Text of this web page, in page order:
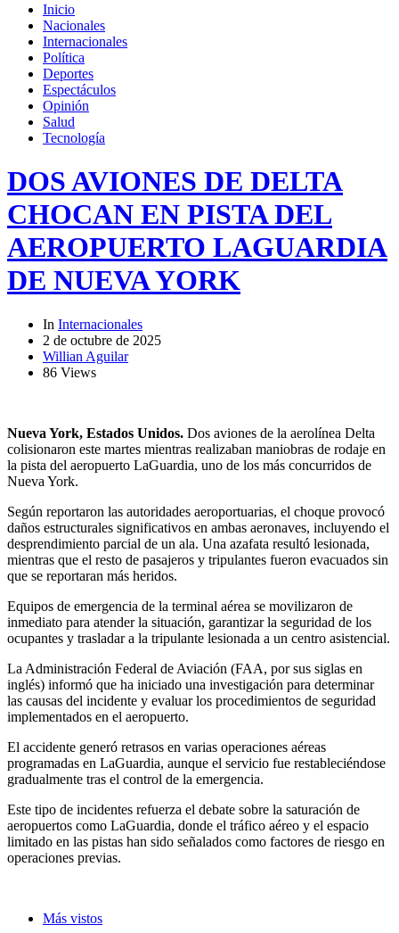
Inicio
Nacionales
Internacionales
Política
Deportes
Espectáculos
Opinión
Salud
Tecnología
DOS AVIONES DE DELTA
CHOCAN EN PISTA DEL
AEROPUERTO LAGUARDIA
DE NUEVA YORK
In Internacionales
2 de octubre de 2025
Willian Aguilar
86 Views
Nueva York, Estados Unidos. Dos aviones de la aerolínea Delta
colisionaron este martes mientras realizaban maniobras de rodaje en
la pista del aeropuerto LaGuardia, uno de los más concurridos de
Nueva York.
Según reportaron las autoridades aeroportuarias, el choque provocó
daños estructurales significativos en ambas aeronaves, incluyendo el
desprendimiento parcial de un ala. Una azafata resultó lesionada,
mientras que el resto de pasajeros y tripulantes fueron evacuados sin
que se reportaran más heridos.
Equipos de emergencia de la terminal aérea se movilizaron de
inmediato para atender la situación, garantizar la seguridad de los
ocupantes y trasladar a la tripulante lesionada a un centro asistencial.
La Administración Federal de Aviación (FAA, por sus siglas en
inglés) informó que ha iniciado una investigación para determinar
las causas del incidente y evaluar los procedimientos de seguridad
implementados en el aeropuerto.
El accidente generó retrasos en varias operaciones aéreas
programadas en LaGuardia, aunque el servicio fue restableciéndose
gradualmente tras el control de la emergencia.
Este tipo de incidentes refuerza el debate sobre la saturación de
aeropuertos como LaGuardia, donde el tráfico aéreo y el espacio
limitado en las pistas han sido señalados como factores de riesgo en
operaciones previas.
Más vistos